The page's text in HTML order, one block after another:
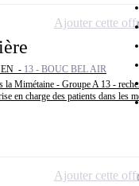
EN - 13 - BOUC BEL AIR
la Mimétaine - Groupe A 13 -
en charge des patients dans les
Ajouter cette
Ajouter cette